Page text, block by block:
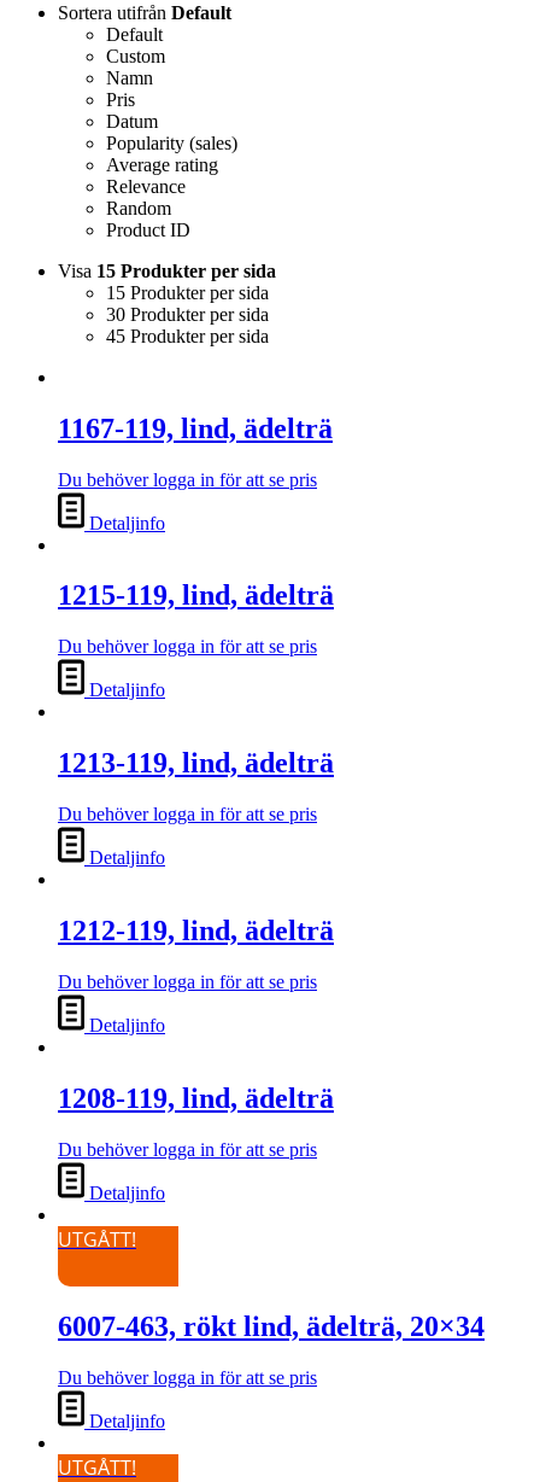
Sortera utifrån Default
Default
Custom
Namn
Pris
Datum
Popularity (sales)
Average rating
Relevance
Random
Product ID
Visa 15 Produkter per sida
15 Produkter per sida
30 Produkter per sida
45 Produkter per sida
1167-119, lind, ädelträ
Du behöver logga in för att se pris
Detaljinfo
1215-119, lind, ädelträ
Du behöver logga in för att se pris
Detaljinfo
1213-119, lind, ädelträ
Du behöver logga in för att se pris
Detaljinfo
1212-119, lind, ädelträ
Du behöver logga in för att se pris
Detaljinfo
1208-119, lind, ädelträ
Du behöver logga in för att se pris
Detaljinfo
UTGÅTT!
6007-463, rökt lind, ädelträ, 20×34
Du behöver logga in för att se pris
Detaljinfo
UTGÅTT!